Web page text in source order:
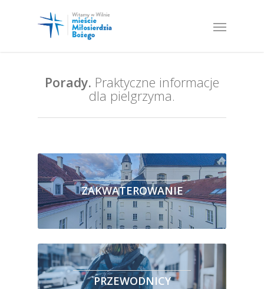
Porady. Praktyczne informacje
dla pielgrzyma.
ZAKWATEROWANIE
PRZEWODNICY